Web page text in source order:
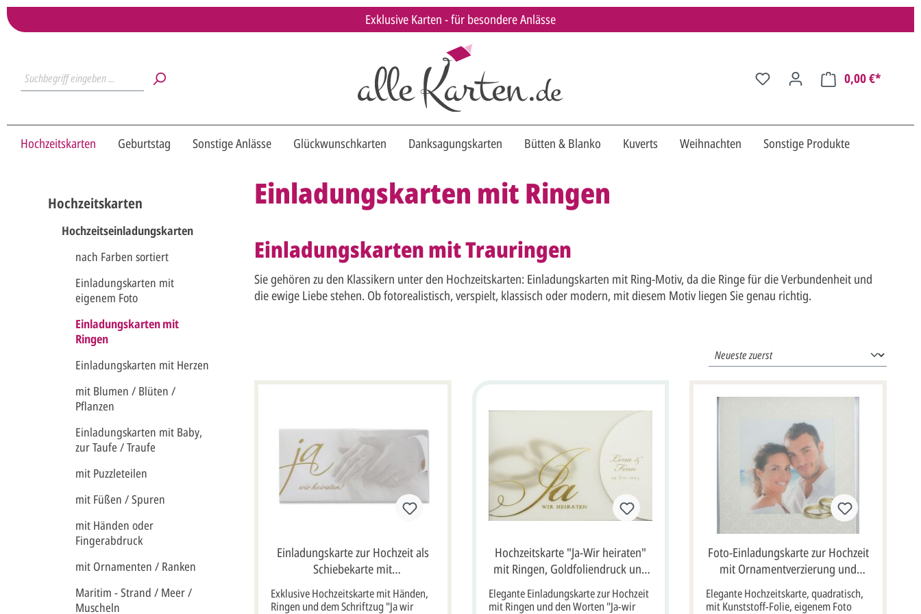
Exklusive Karten - für besondere Anlässe
0,00 €*
Hochzeitskarten Geburtstag Sonstige Anlässe Glückwunschkarten Danksagungskarten Bütten & Blanko Kuverts Weihnachten Sonstige Produkte
Hochzeitskarten
Hochzeitseinladungskarten
nach Farben sortiert
Einladungskarten mit
eigenem Foto
Einladungskarten mit
Ringen
Einladungskarten mit Herzen
mit Blumen / Blüten /
Pflanzen
Einladungskarten mit Baby,
zur Taufe / Traufe
mit Puzzleteilen
mit Füßen / Spuren
mit Händen oder
Fingerabdruck
mit Ornamenten / Ranken
Maritim - Strand / Meer /
Muscheln
Einladungskarten mit Ringen
Einladungskarten mit Trauringen
Sie gehören zu den Klassikern unter den Hochzeitskarten: Einladungskarten mit Ring-Motiv, da die Ringe für die Verbundenheit und
die ewige Liebe stehen. Ob fotorealistisch, verspielt, klassisch oder modern, mit diesem Motiv liegen Sie genau richtig.
Einladungskarte zur Hochzeit als
Schiebekarte mit
Goldfolienprägung "Ja wir
heiraten!"
Exklusive Hochzeitskarte mit Händen,
Ringen und dem Schriftzug "Ja wir
Hochzeitskarte "Ja-Wir heiraten"
mit Ringen, Goldfoliendruck und
milchweißem Transparent
Elegante Einladungskarte zur Hochzeit
mit Ringen und den Worten "Ja-wir
Foto-Einladungskarte zur Hochzeit
mit Ornamentverzierung und
Ringen sowie milchweißem
Kunststoff-Transparent
Elegante Hochzeitskarte, quadratisch,
mit Kunststoff-Folie, eigenem Foto